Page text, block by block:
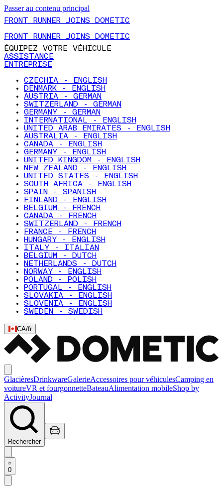
Passer au contenu principal
FRONT RUNNER JOINS DOMETIC
FRONT RUNNER JOINS DOMETIC
ÉQUIPEZ VOTRE VÉHICULE
ASSISTANCE
ENTREPRISE
CZECHIA - ENGLISH
DENMARK - ENGLISH
AUSTRIA - GERMAN
SWITZERLAND - GERMAN
GERMANY - GERMAN
INTERNATIONAL - ENGLISH
UNITED ARAB EMIRATES - ENGLISH
AUSTRALIA - ENGLISH
CANADA - ENGLISH
GERMANY - ENGLISH
UNITED KINGDOM - ENGLISH
NEW ZEALAND - ENGLISH
UNITED STATES - ENGLISH
SOUTH AFRICA - ENGLISH
SPAIN - SPANISH
FINLAND - ENGLISH
BELGIUM - FRENCH
CANADA - FRENCH
SWITZERLAND - FRENCH
FRANCE - FRENCH
HUNGARY - ENGLISH
ITALY - ITALIAN
BELGIUM - DUTCH
NETHERLANDS - DUTCH
NORWAY - ENGLISH
POLAND - POLISH
PORTUGAL - ENGLISH
SLOVAKIA - ENGLISH
SLOVENIA - ENGLISH
SWEDEN - SWEDISH
CA/fr
GlacièresDrinkwareGalerieAccessoires pour véhiculesCamping en
voitureVR et fourgonnetteBateauAlimentation mobileShop by
ActivityJournal
Rechercher
0